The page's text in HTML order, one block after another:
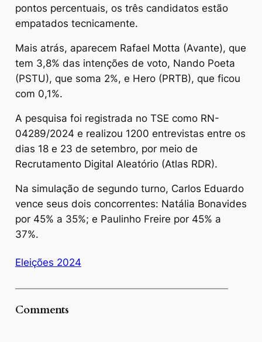
pontos percentuais, os três candidatos estão
empatados tecnicamente.
Mais atrás, aparecem Rafael Motta (Avante), que
tem 3,8% das intenções de voto, Nando Poeta
(PSTU), que soma 2%, e Hero (PRTB), que ficou
com 0,1%.
A pesquisa foi registrada no TSE como RN-
04289/2024 e realizou 1200 entrevistas entre os
dias 18 e 23 de setembro, por meio de
Recrutamento Digital Aleatório (Atlas RDR).
Na simulação de segundo turno, Carlos Eduardo
vence seus dois concorrentes: Natália Bonavides
por 45% a 35%; e Paulinho Freire por 45% a
37%.
Eleições 2024
Comments